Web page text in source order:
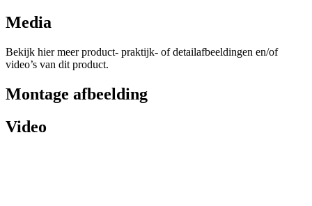
Media
Bekijk hier meer product- praktijk- of detailafbeeldingen en/of
video’s van dit product.
Montage afbeelding
Video